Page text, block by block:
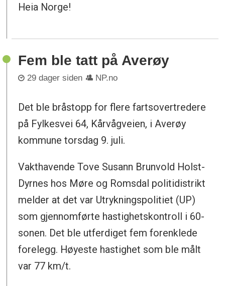
Heia Norge!
Fem ble tatt på Averøy
29 dager siden NP.no
Det ble bråstopp for flere fartsovertredere
på Fylkesvei 64, Kårvågveien, i Averøy
kommune torsdag 9. juli.
Vakthavende Tove Susann Brunvold Holst-
Dyrnes hos Møre og Romsdal politidistrikt
melder at det var Utrykningspolitiet (UP)
som gjennomførte hastighetskontroll i 60-
sonen. Det ble utferdiget fem forenklede
forelegg. Høyeste hastighet som ble målt
var 77 km/t.